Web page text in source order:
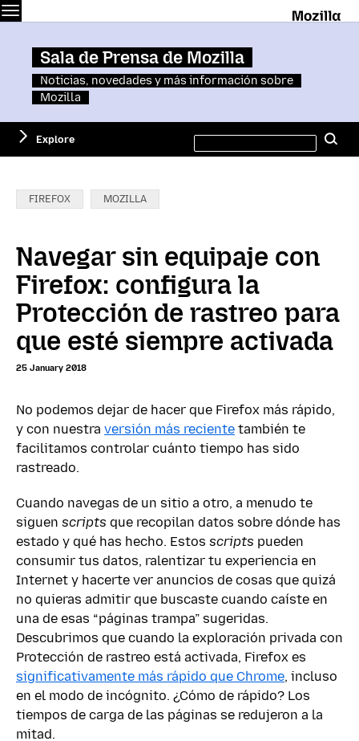
Sala de Prensa de Mozilla
Noticias, novedades y más información sobre
Mozilla
Explore
this
site
Categories:
FIREFOX MOZILLA
Navegar sin equipaje con
Firefox: configura la
Protección de rastreo para
que esté siempre activada
25 January 2018
No podemos dejar de hacer que Firefox más rápido,
y con nuestra versión más reciente también te
facilitamos controlar cuánto tiempo has sido
rastreado.
Cuando navegas de un sitio a otro, a menudo te
siguen scripts que recopilan datos sobre dónde has
estado y qué has hecho. Estos scripts pueden
consumir tus datos, ralentizar tu experiencia en
Internet y hacerte ver anuncios de cosas que quizá
no quieras admitir que buscaste cuando caíste en
una de esas “páginas trampa” sugeridas.
Descubrimos que cuando la exploración privada con
Protección de rastreo está activada, Firefox es
significativamente más rápido que Chrome, incluso
en el modo de incógnito. ¿Cómo de rápido? Los
tiempos de carga de las páginas se redujeron a la
mitad.